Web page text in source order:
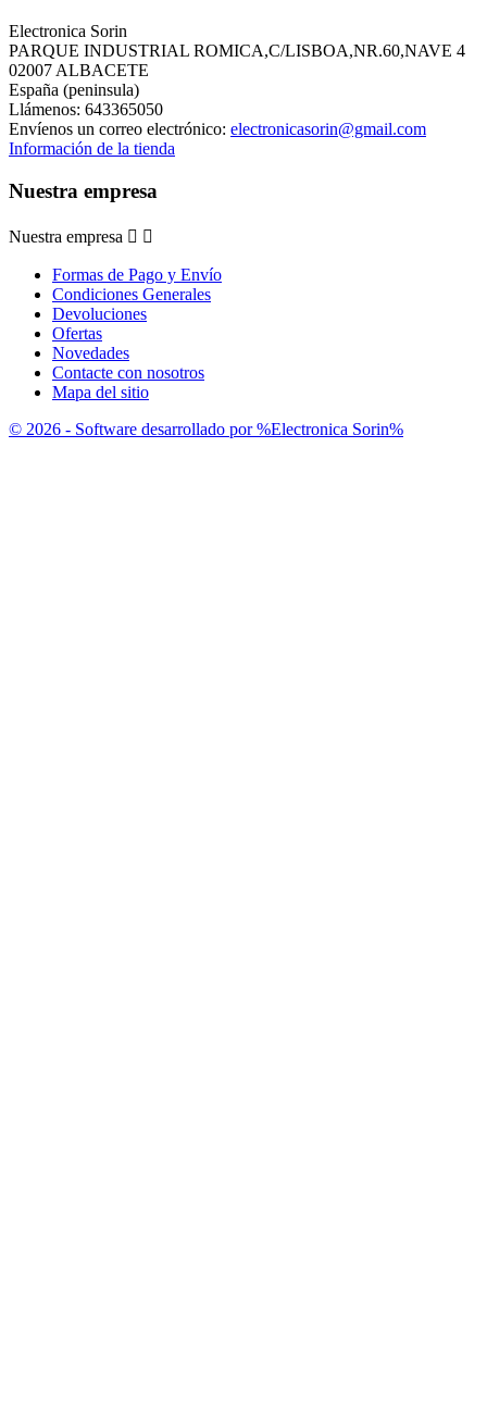
Electronica Sorin
PARQUE INDUSTRIAL ROMICA,C/LISBOA,NR.60,NAVE 4
02007 ALBACETE
España (peninsula)
Llámenos: 643365050
Envíenos un correo electrónico: electronicasorin@gmail.com
Información de la tienda
Nuestra empresa
Nuestra empresa  
Formas de Pago y Envío
Condiciones Generales
Devoluciones
Ofertas
Novedades
Contacte con nosotros
Mapa del sitio
© 2026 - Software desarrollado por %Electronica Sorin%